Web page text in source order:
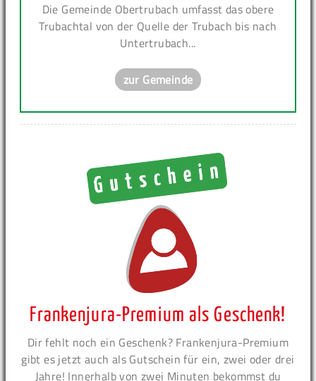
Die Gemeinde Obertrubach umfasst das obere
Trubachtal von der Quelle der Trubach bis nach
Untertrubach...
zur Gemeinde
Frankenjura-Premium als Geschenk!
Dir fehlt noch ein Geschenk? Frankenjura-Premium
gibt es jetzt auch als Gutschein für ein, zwei oder drei
Jahre! Innerhalb von zwei Minuten bekommst du